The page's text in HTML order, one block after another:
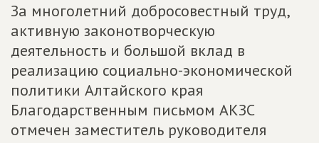
За многолетний добросовестный труд,
активную законотворческую
деятельность и большой вклад в
реализацию социально-экономической
политики Алтайского края
Благодарственным письмом АКЗС
отмечен заместитель руководителя